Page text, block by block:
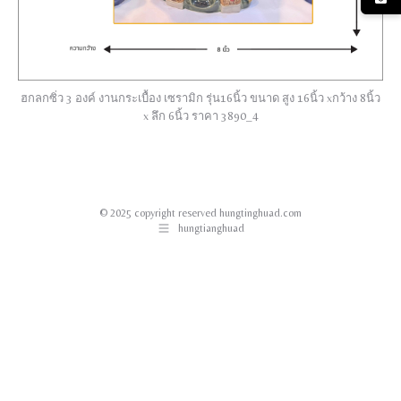
ฮกลกซิ่ว 3 องค์ งานกระเบื้อง เซรามิก รุ่น16นิ้ว ขนาด สูง 16นิ้ว xกว้าง 8นิ้ว
x ลึก 6นิ้ว ราคา 3890_4
© 2025 copyright reserved hungtinghuad.com
hungtianghuad